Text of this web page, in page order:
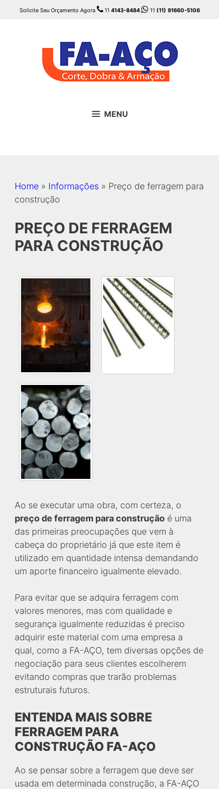
Solicite Seu Orçamento Agora 11 4143-8484 11 (11) 91660-5106
MENU
Home » Informações » Preço de ferragem para
construção
PREÇO DE FERRAGEM
PARA CONSTRUÇÃO
Ao se executar uma obra, com certeza, o
preço de ferragem para construção é uma
das primeiras preocupações que vem à
cabeça do proprietário já que este item é
utilizado em quantidade intensa demandando
um aporte financeiro igualmente elevado.
Para evitar que se adquira ferragem com
valores menores, mas com qualidade e
segurança igualmente reduzidas é preciso
adquirir este material com uma empresa a
qual, como a FA-AÇO, tem diversas opções de
negociação para seus clientes escolherem
evitando compras que trarão problemas
estruturais futuros.
ENTENDA MAIS SOBRE
FERRAGEM PARA
CONSTRUÇÃO FA-AÇO
Ao se pensar sobre a ferragem que deve ser
usada em determinada construção, a FA-AÇO